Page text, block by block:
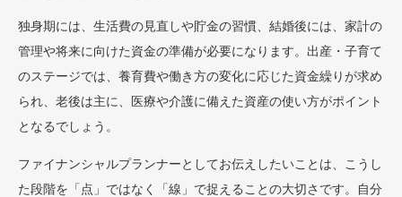
独身期には、生活費の見直しや貯金の習慣、結婚後には、家計の
管理や将来に向けた資金の準備が必要になります。出産・子育て
のステージでは、養育費や働き方の変化に応じた資金繰りが求め
られ、老後は主に、医療や介護に備えた資産の使い方がポイント
となるでしょう。
ファイナンシャルプランナーとしてお伝えしたいことは、こうし
た段階を「点」ではなく「線」で捉えることの大切さです。自分